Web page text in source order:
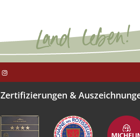
Zertifizierungen &